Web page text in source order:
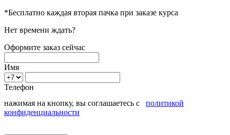
*Бесплатно каждая вторая пачка при заказе курса
Нет времени ждать?
Оформите заказ сейчас
Имя
Телефон
нажимая на кнопку, вы соглашаетесь с политикой
конфиденциальности